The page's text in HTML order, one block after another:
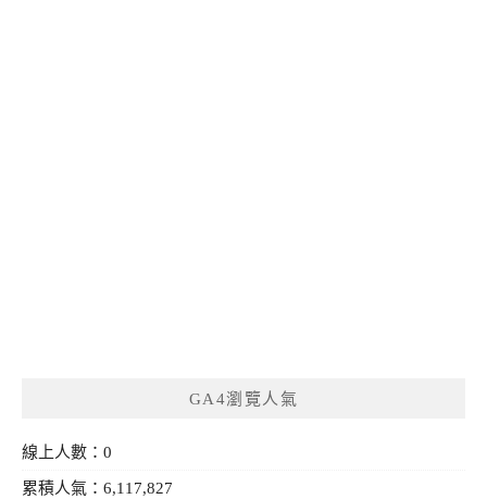
GA4瀏覽人氣
線上人數：0
累積人氣：6,117,827